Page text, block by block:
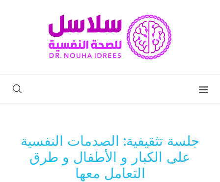
جلسة تثقيفية: الصدمات النفسية
على الكبار و الأطفال و طرق
التعامل معها